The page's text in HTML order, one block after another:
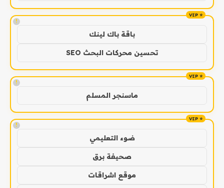
!
باقة باك لينك
تحسين محركات البحث SEO
!
ماسنجر المسلم
!
ضوء التعليمي
صحيفة برق
موقع اشراقات